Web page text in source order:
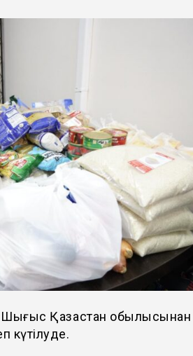
Шығыс Қазақстан обылысынан
күтілуде.